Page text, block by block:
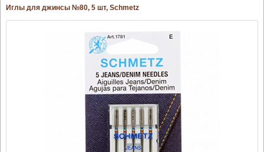
Иглы для джинсы №80, 5 шт, Schmetz